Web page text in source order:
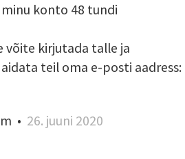
minu konto 48 tundi
võite kirjutada talle ja
teil oma e-posti aadress:
• 26. juuni 2020